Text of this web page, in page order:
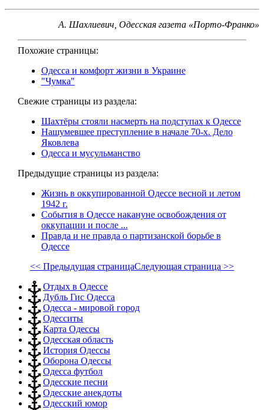
А. Шахлиевич, Одесская газета «Порто-Франко»
Похожие страницы:
Одесса и комфорт жизни в Украине
"Чумка"
Свежие страницы из раздела:
Шахтёры стояли насмерть на подступах к Одессе
Нашумевшее преступление в начале 70-х. Дело
Яковлева
Одесса и мусульманство
Предыдущие страницы из раздела:
Жизнь в оккупированной Одессе весной и летом
1942 г.
События в Одессе накануне освобождения от
оккупации и после ...
Правда и не правда о партизанской борьбе в
Одессе
<< Предыдущая страницаСледующая страница >>
Отдых в Одессе
Дубль Гис Одесса
Одесса - мировой город
Одесситы
Карта Одессы
Одесская область
История Одессы
Оборона Одессы
Одесса футбол
Одесские песни
Одесские анекдоты
Одесский юмор